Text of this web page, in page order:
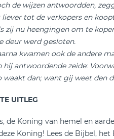
de wijzen antwoordden,
liever tot de verkopers en
zij nu heengingen om te
deur werd gesloten.
kwamen ook de andere
hij antwoordende zeide:
waakt dan; want gij weet den
UITLEG
de Koning van hemel en
Koning! Lees de Bijbel,